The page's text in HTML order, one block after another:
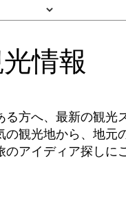
情報
る方へ、最新の観光
の観光地から、地
のアイディア探しに